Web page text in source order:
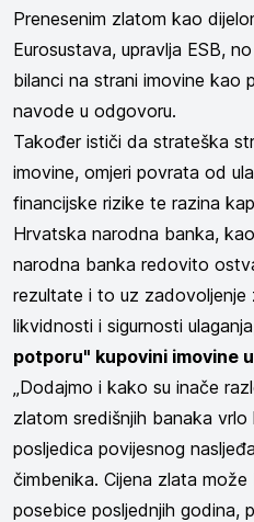
Prenesenim zlatom kao
Eurosustava, upravlja ESB,
bilanci na strani imovine kao
navode u odgovoru.
Također ističi da strateška
imovine, omjeri povrata od
financijske rizike te razina
Hrvatska narodna banka,
narodna banka redovito
rezultate i to uz zadovoljenje
likvidnosti i sigurnosti
potporu" kupovini imovine
„Dodajmo i kako su inače
zlatom središnjih banaka vrlo
posljedica povijesnog
čimbenika. Cijena zlata
posebice posljednjih godina,